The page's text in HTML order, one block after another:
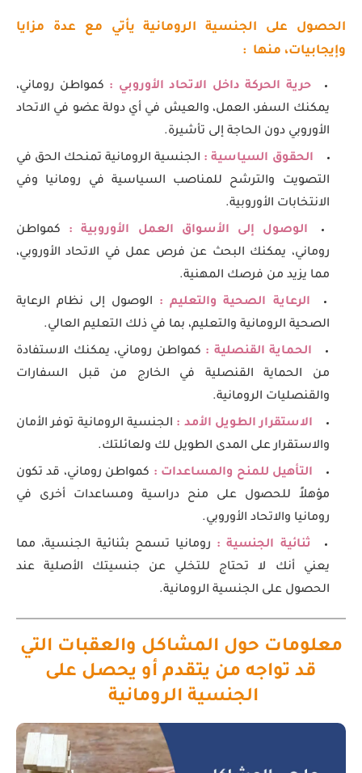
الحصول على الجنسية الرومانية يأتي مع عدة مزايا
وإيجابيات، منها :
حرية الحركة داخل الاتحاد الأوروبي : كمواطن روماني،
يمكنك السفر، العمل، والعيش في أي دولة عضو في الاتحاد
الأوروبي دون الحاجة إلى تأشيرة.
الحقوق السياسية : الجنسية الرومانية تمنحك الحق في
التصويت والترشح للمناصب السياسية في رومانيا وفي
الانتخابات الأوروبية.
الوصول إلى الأسواق العمل الأوروبية :
كمواطن
روماني، يمكنك البحث عن فرص عمل في الاتحاد الأوروبي،
مما يزيد من فرصك المهنية.
الرعاية الصحية والتعليم : الوصول إلى نظام الرعاية
الصحية الرومانية والتعليم، بما في ذلك التعليم العالي.
الحماية القنصلية : كمواطن روماني، يمكنك الاستفادة
من الحماية القنصلية في الخارج من قبل السفارات
والقنصليات الرومانية.
الاستقرار الطويل الأمد : الجنسية الرومانية توفر الأمان
والاستقرار على المدى الطويل لك ولعائلتك.
التأهيل للمنح والمساعدات : كمواطن روماني، قد تكون
مؤهلاً للحصول على منح دراسية ومساعدات أخرى في
رومانيا والاتحاد الأوروبي.
ثنائية الجنسية : رومانيا تسمح بثنائية الجنسية، مما
يعني أنك لا تحتاج للتخلي عن جنسيتك الأصلية عند
الحصول على الجنسية الرومانية.
معلومات حول المشاكل والعقبات التي
قد تواجه من يتقدم أو يحصل على
الجنسية الرومانية